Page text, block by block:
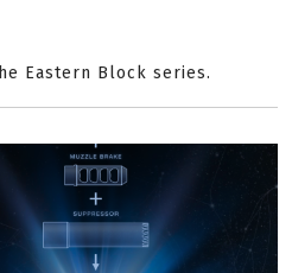
Eastern Block series.